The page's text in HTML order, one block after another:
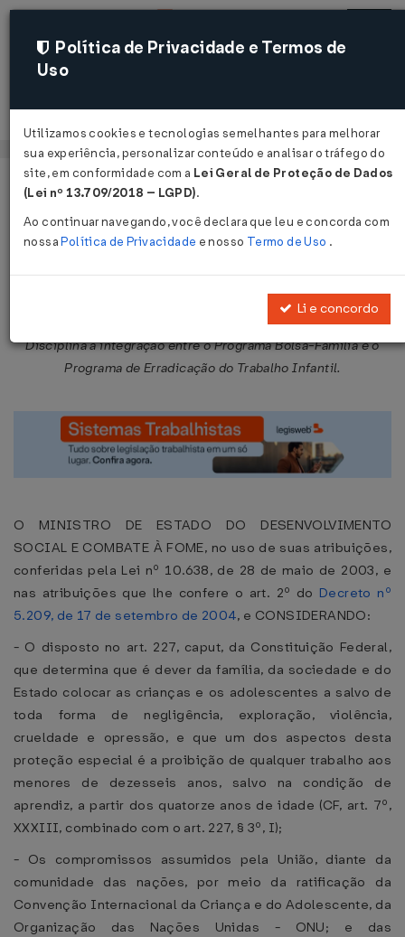
Acessar
Página Inicial Legislações
Portaria MDS nº 666 de 28/12/2005
Publicado no DOU em 30 dez 2005
Disciplina a integração entre o Programa Bolsa-Família e o
Programa de Erradicação do Trabalho Infantil.
O MINISTRO DE ESTADO DO DESENVOLVIMENTO
SOCIAL E COMBATE À FOME, no uso de suas atribuições,
conferidas pela Lei nº 10.638, de 28 de maio de 2003, e
nas atribuições que lhe confere o art. 2º do Decreto nº
5.209, de 17 de setembro de 2004, e CONSIDERANDO:
- O disposto no art. 227, caput, da Constituição Federal,
que determina que é dever da família, da sociedade e do
Estado colocar as crianças e os adolescentes a salvo de
toda forma de negligência, exploração, violência,
crueldade e opressão, e que um dos aspectos desta
proteção especial é a proibição de qualquer trabalho aos
menores de dezesseis anos, salvo na condição de
aprendiz, a partir dos quatorze anos de idade (CF, art. 7º,
XXXIII, combinado com o art. 227, § 3º, I);
- Os compromissos assumidos pela União, diante da
comunidade das nações, por meio da ratificação da
Convenção Internacional da Criança e do Adolescente, da
Organização das Nações Unidas - ONU; e das
Política de Privacidade e Termos de
Uso
Utilizamos cookies e tecnologias semelhantes para melhorar
sua experiência, personalizar conteúdo e analisar o tráfego do
site, em conformidade com a Lei Geral de Proteção de Dados
(Lei nº 13.709/2018 – LGPD).
Ao continuar navegando, você declara que leu e concorda com
nossaPolítica de Privacidade e nosso Termo de Uso .
Li e concordo